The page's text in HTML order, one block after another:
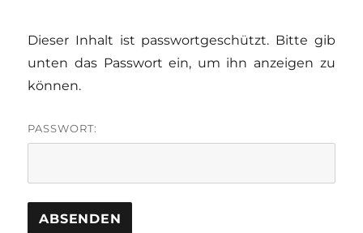
Dieser Inhalt ist passwortgeschützt. Bitte gib
unten das Passwort ein, um ihn anzeigen zu
können.
PASSWORT: